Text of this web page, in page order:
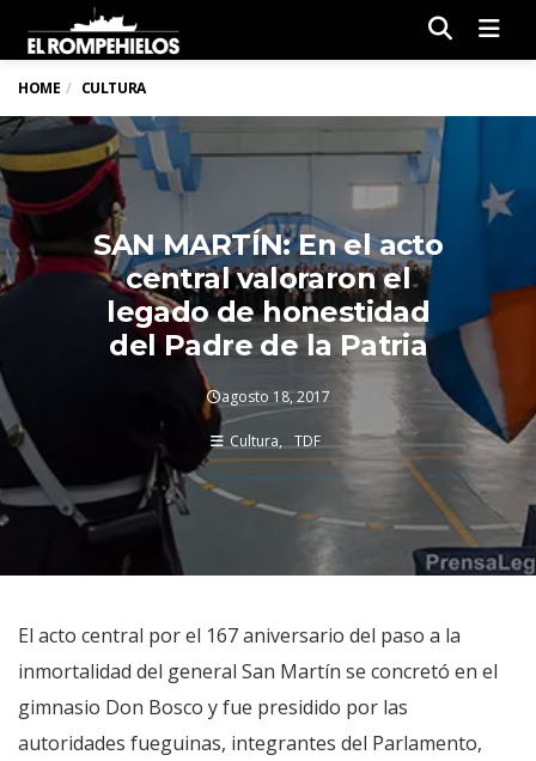
HOME CULTURA
SAN MARTÍN: En el acto
central valoraron el
legado de honestidad
del Padre de la Patria
agosto 18, 2017
Cultura TDF
El acto central por el 167 aniversario del paso a la
inmortalidad del general San Martín se concretó en el
gimnasio Don Bosco y fue presidido por las
autoridades fueguinas, integrantes del Parlamento,